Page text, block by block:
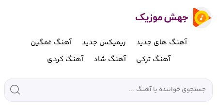
آهنگ های جدید ریمیکس جدید
آهنگ غمگین
آهنگ ترکی
آهنگ شاد آهنگ کردی